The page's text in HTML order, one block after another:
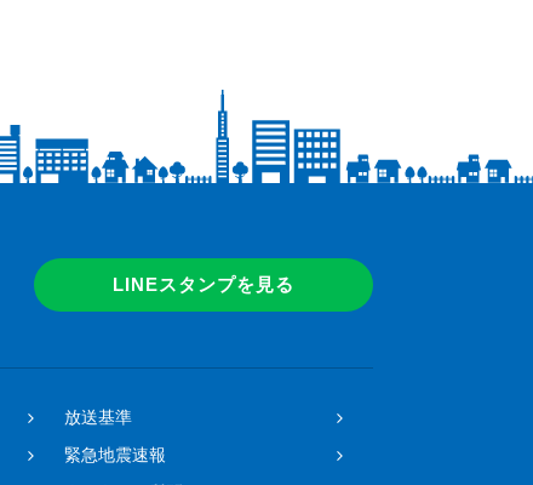
LINEスタンプを見る
放送基準
緊急地震速報